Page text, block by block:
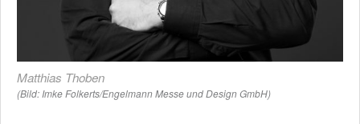
Matthias Thoben
(Bild: Imke Folkerts/Engelmann Messe und Design GmbH)